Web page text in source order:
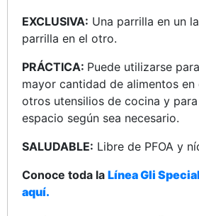
EXCLUSIVA: Una parrilla en un
parrilla en el otro.
PRÁCTICA: Puede utilizarse
mayor cantidad de alimentos
otros utensilios de cocina y
espacio según sea necesario.
SALUDABLE: Libre de PFOA y
Conoce toda la Línea Gli
aquí.